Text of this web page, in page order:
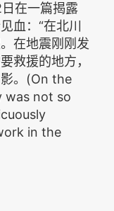
在一篇揭露
血：“在北川
在地震刚刚发
救援的地方，
。(On the
was not so
in the